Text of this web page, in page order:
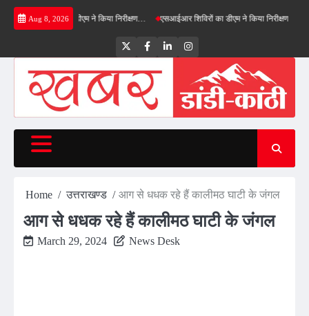
Skip
Aug 8, 2026
बाईपास का डीएम ने किया निरीक्षण… एसआईआर शिविरों का डीएम ने किया निरीक्षण, बोले—कोई
TwitterFacebookLinkedInInstagram
Home उत्तराखण्ड आग से धधक रहे हैं कालीमठ घाटी के जंगल
आग से धधक रहे हैं कालीमठ घाटी के जंगल
March 29, 2024 News Desk